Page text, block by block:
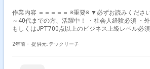
作業内容 ＝＝＝＝＝ ※重要※ ▼必ずお読みくださ
～40代までの方、活躍中！ ・社会人経験必須 ・
もしくはJPT700点以上のビジネス上級レベル必
者までお問合せ下さい。 ★期間：随時～ 要件定義
2年前・ 提供元: テックリーチ